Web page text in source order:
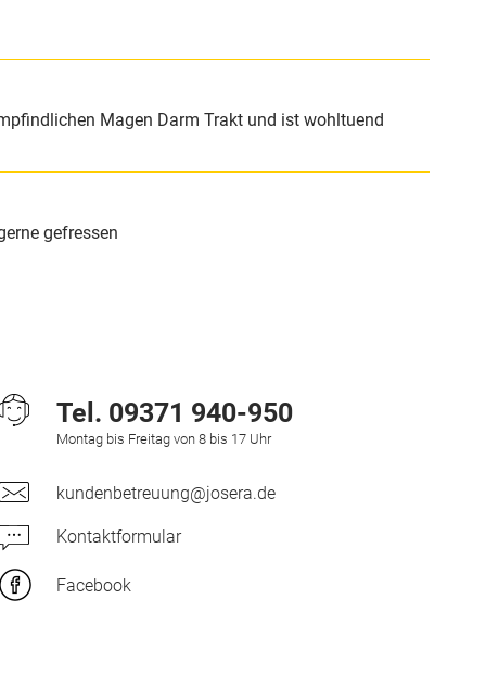
Magen Darm Trakt und ist wohltuend
gefressen
Tel. 09371 940-950
Montag bis Freitag von 8 bis 17 Uhr
kundenbetreuung@josera.de
Kontaktformular
Facebook